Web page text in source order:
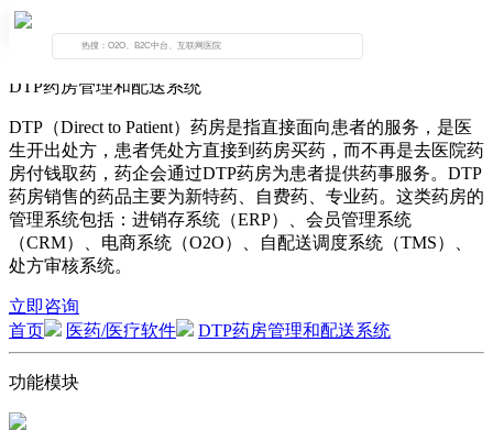
DTP药房管理和配送系统
DTP（Direct to Patient）药房是指直接面向患者的服务，是医
生开出处方，患者凭处方直接到药房买药，而不再是去医院药
房付钱取药，药企会通过DTP药房为患者提供药事服务。DTP
药房销售的药品主要为新特药、自费药、专业药。这类药房的
管理系统包括：进销存系统（ERP）、会员管理系统
（CRM）、电商系统（O2O）、自配送调度系统（TMS）、
处方审核系统。
立即咨询
首页
医药/医疗软件 DTP药房管理和配送系统
功能模块